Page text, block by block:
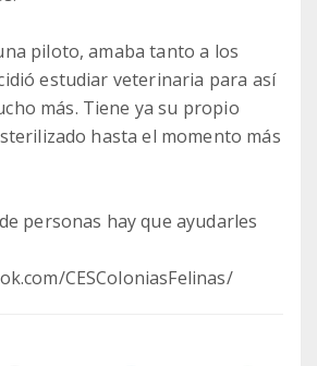
piloto, amaba tanto a los
estudiar veterinaria para así
más. Tiene ya su propio
hasta el momento más
personas hay que ayudarles
CESColoniasFelinas/